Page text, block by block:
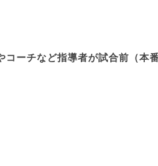
ーチなど指導者が試合前（本